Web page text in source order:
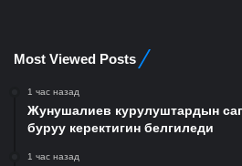
Most Viewed Posts
1 час назад
Жунушалиев курулуштардын
буруу керектигин белгиледи
1 час назад